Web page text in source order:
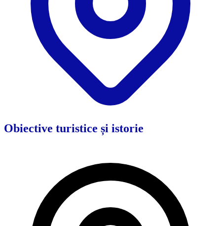
Obiective turistice și istorie